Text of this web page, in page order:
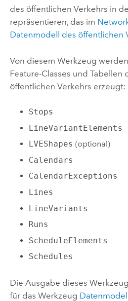
des öffentlichen Verkehrs in
repräsentieren, das im
Datenmodell des öffentlichen
Von diesem Werkzeug
Feature-Classes und Tabellen
öffentlichen Verkehrs erzeugt:
Stops
LineVariantElements
LVEShapes (optional)
Calendars
CalendarExceptions
Lines
LineVariants
Runs
ScheduleElements
Schedules
Die Ausgabe dieses
für das Werkzeug